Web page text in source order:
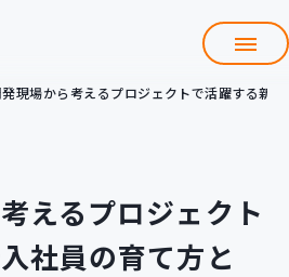
Git導入支援
現場から考えるプロジェクトで活躍する新
えるプロジェクト
社員の育て方と